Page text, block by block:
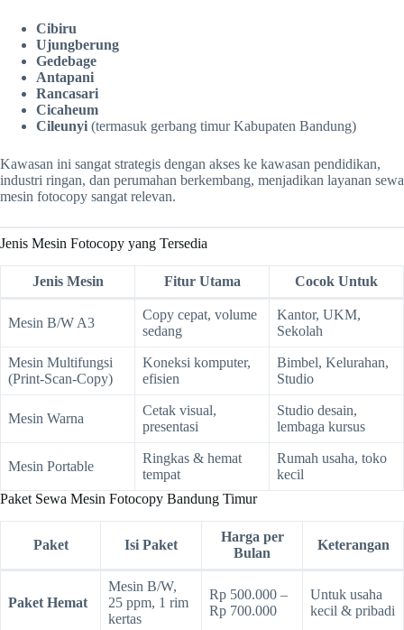
Cibiru
Ujungberung
Gedebage
Antapani
Rancasari
Cicaheum
Cileunyi (termasuk gerbang timur Kabupaten Bandung)
Kawasan ini sangat strategis dengan akses ke kawasan pendidikan,
industri ringan, dan perumahan berkembang, menjadikan layanan sewa
mesin fotocopy sangat relevan.
Jenis Mesin Fotocopy yang Tersedia
Jenis Mesin Fitur Utama Cocok Untuk
Mesin B/W A3
Copy cepat, volume
sedang
Kantor, UKM,
Sekolah
Mesin Multifungsi
(Print-Scan-Copy)
Koneksi komputer,
efisien
Bimbel, Kelurahan,
Studio
Mesin Warna
Cetak visual,
presentasi
Studio desain,
lembaga kursus
Mesin Portable
Ringkas & hemat
tempat
Rumah usaha, toko
kecil
Paket Sewa Mesin Fotocopy Bandung Timur
Paket Isi Paket
Harga per
Bulan
Keterangan
Paket Hemat
Mesin B/W,
25 ppm, 1 rim
kertas
Rp 500.000 –
Rp 700.000
Untuk usaha
kecil & pribadi